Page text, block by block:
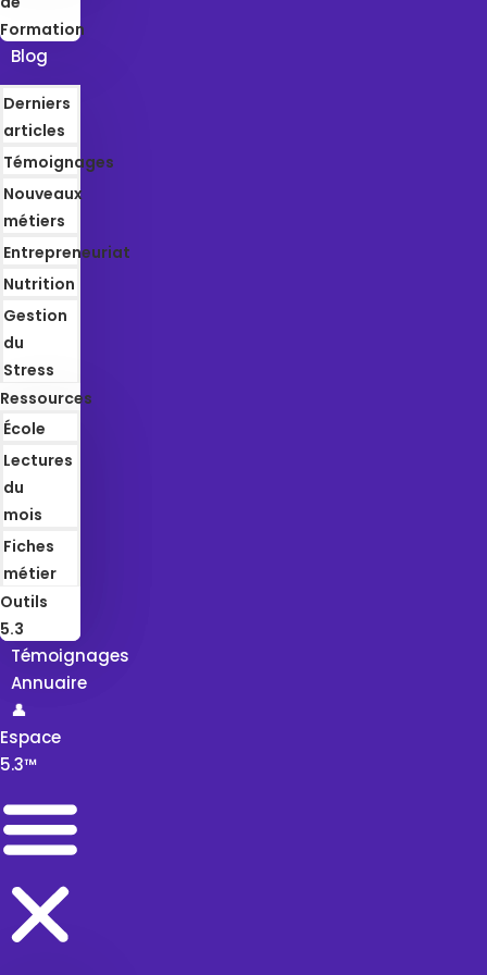
Formation
Blog
Derniers
articles
Témoignages
Nouveaux
métiers
Entrepreneuriat
Nutrition
Gestion
du
Stress
Ressources
École
Lectures
du
mois
Fiches
métier
Outils
5.3
Témoignages
Annuaire
👤
Espace
5.3™